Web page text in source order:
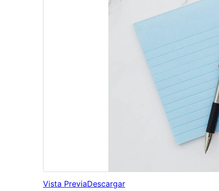
Vista PreviaDescargar